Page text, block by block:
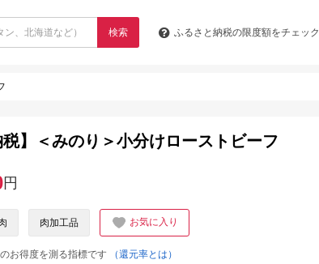
検索 ふるさと納税の限度額をチェック
税】＜みのり＞小分けローストビーフ
円
肉加工品 お気に入り
お得度を測る指標です
（還元率とは）